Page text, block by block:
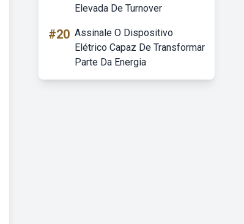
Elevada De Turnover
#20 Assinale O Dispositivo
Elétrico Capaz De Transformar
Parte Da Energia